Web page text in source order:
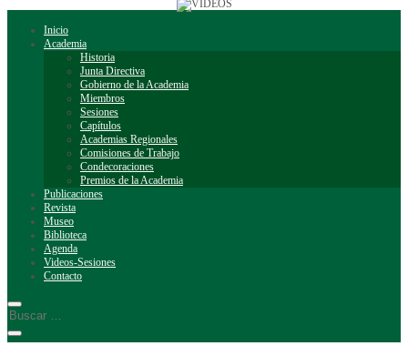
Inicio
Academia
Historia
Junta Directiva
Gobierno de la Academia
Miembros
Sesiones
Capítulos
Academias Regionales
Comisiones de Trabajo
Condecoraciones
Premios de la Academia
Publicaciones
Revista
Museo
Biblioteca
Agenda
Videos-Sesiones
Contacto